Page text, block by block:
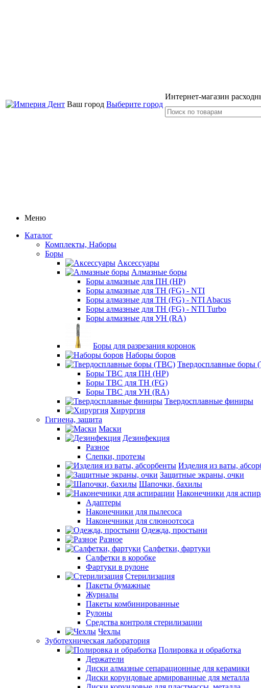
Ваш город Выберите город
Интернет-магазин
Меню
Каталог
Комплекты, Наборы
Боры
Аксессуары
Алмазные боры
Боры алмазные для ПН (HP)
Боры алмазные для ТН (FG) - NTI
Боры алмазные для ТН (FG) - NTI Abacus
Боры алмазные для ТН (FG) - NTI Turbo
Боры алмазные для УН (RA)
Боры для разрезания коронок
Наборы боров
Твердосплавные боры
Боры ТВС для ПН (HP)
Боры ТВС для ТН (FG)
Боры ТВС для УН (RA)
Твердосплавные финиры
Хирургия
Гигиена, защита
Маски
Дезинфекция
Разное
Слепки, протезы
Изделия из ваты,
Защитные экраны, очки
Шапочки, бахилы
Наконечники для
Адаптеры
Наконечники для пылесоса
Наконечники для слюноотсоса
Одежда, простыни
Разное
Салфетки, фартуки
Салфетки в коробке
Фартуки в рулоне
Стерилизация
Пакеты бумажные
Журналы
Пакеты комбинированные
Рулоны
Средства контроля стерилизации
Чехлы
Зуботехническая лаборатория
Полировка и обработка
Держатели
Диски алмазные сепарационные для керамики
Диски корундовые армированные для металла